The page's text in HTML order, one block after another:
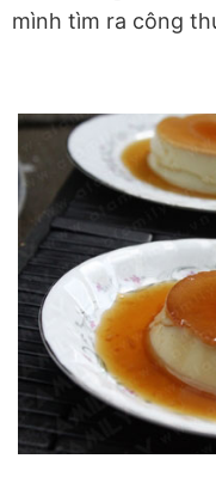
mình tìm ra công